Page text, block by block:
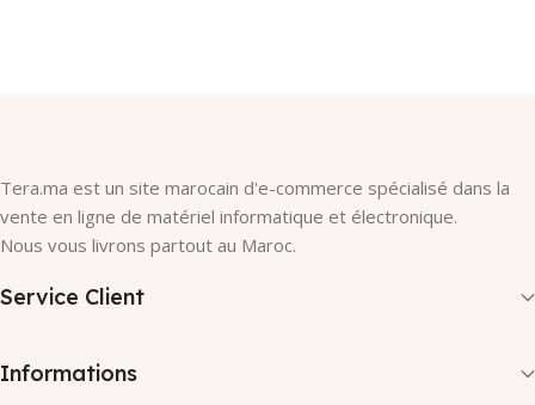
Tera.ma est un site marocain d'e-commerce spécialisé dans la
vente en ligne de matériel informatique et électronique.
Nous vous livrons partout au Maroc.
Service Client
Informations